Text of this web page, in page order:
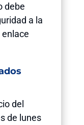
debe
a la
del
de lunes